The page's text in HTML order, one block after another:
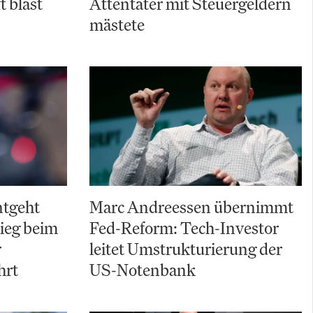
mästete
beim
Marc Andreessen übernimmt
Fed-Reform: Tech-Investor
leitet Umstrukturierung der
US-Notenbank